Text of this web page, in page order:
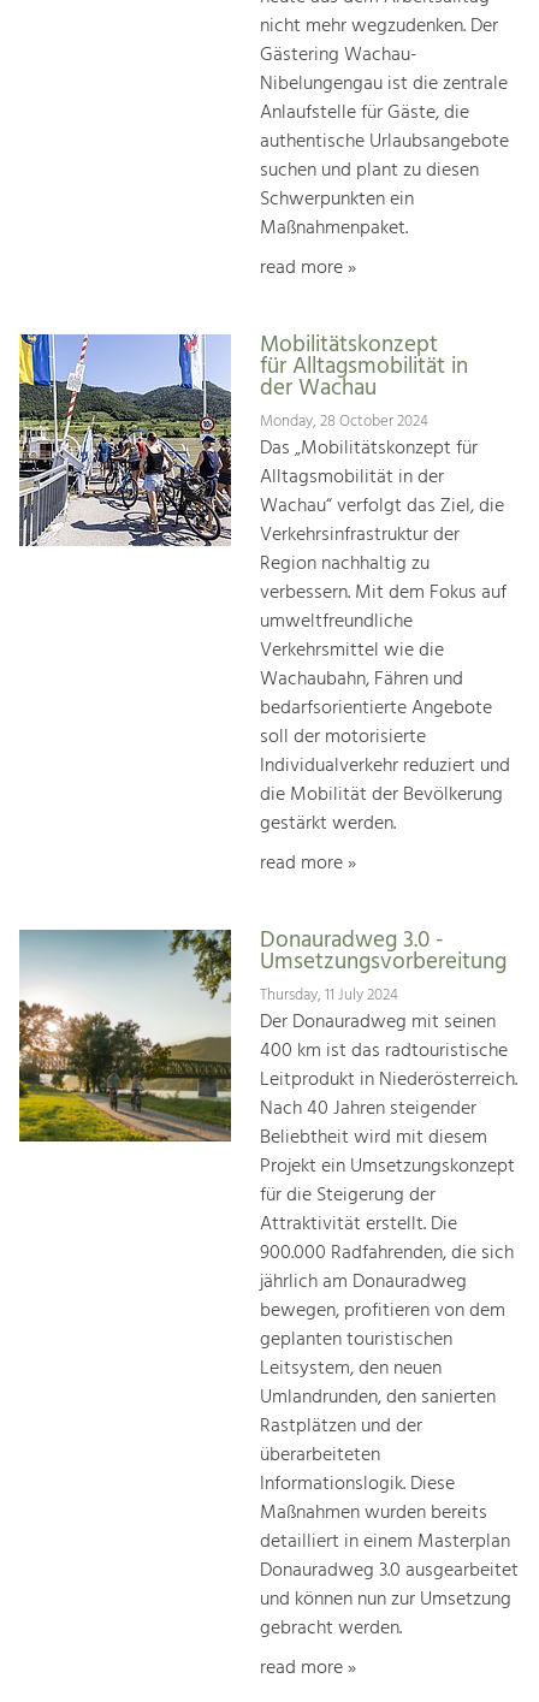
nicht mehr wegzudenken. Der
Gästering Wachau-
Nibelungengau ist die zentrale
Anlaufstelle für Gäste, die
authentische Urlaubsangebote
suchen und plant zu diesen
Schwerpunkten ein
Maßnahmenpaket.
read more »
Mobilitätskonzept
für Alltagsmobilität in
der Wachau
Monday, 28 October 2024
Das „Mobilitätskonzept für
Alltagsmobilität in der
Wachau“ verfolgt das Ziel, die
Verkehrsinfrastruktur der
Region nachhaltig zu
verbessern. Mit dem Fokus auf
umweltfreundliche
Verkehrsmittel wie die
Wachaubahn, Fähren und
bedarfsorientierte Angebote
soll der motorisierte
Individualverkehr reduziert und
die Mobilität der Bevölkerung
gestärkt werden.
read more »
Donauradweg 3.0 -
Umsetzungsvorbereitung
Thursday, 11 July 2024
Der Donauradweg mit seinen
400 km ist das radtouristische
Leitprodukt in Niederösterreich.
Nach 40 Jahren steigender
Beliebtheit wird mit diesem
Projekt ein Umsetzungskonzept
für die Steigerung der
Attraktivität erstellt. Die
900.000 Radfahrenden, die sich
jährlich am Donauradweg
bewegen, profitieren von dem
geplanten touristischen
Leitsystem, den neuen
Umlandrunden, den sanierten
Rastplätzen und der
überarbeiteten
Informationslogik. Diese
Maßnahmen wurden bereits
detailliert in einem Masterplan
Donauradweg 3.0 ausgearbeitet
und können nun zur Umsetzung
gebracht werden.
read more »